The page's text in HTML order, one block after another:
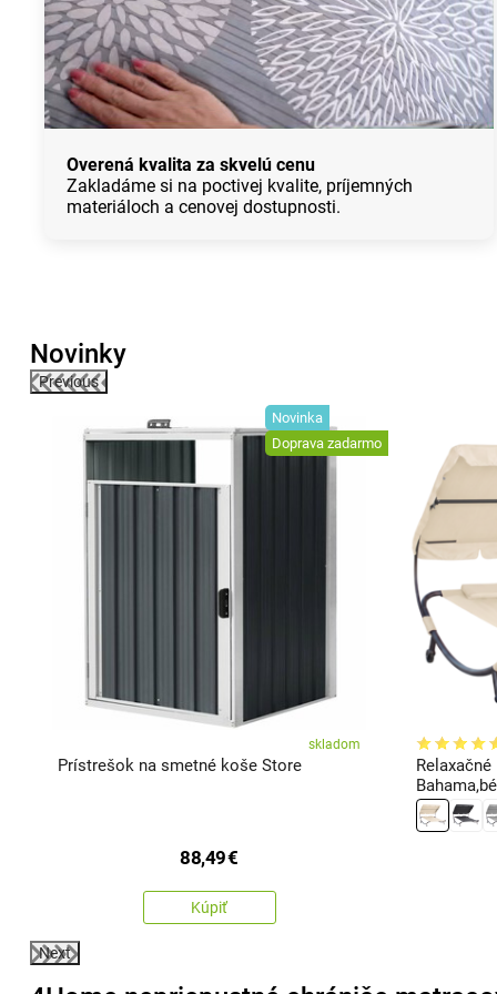
Overená kvalita za skvelú cenu
Zakladáme si na poctivej kvalite, príjemných
materiáloch a cenovej dostupnosti.
Novinky
Previous
Novinka
Doprava zadarmo
skladom
Prístrešok na smetné koše Store
88,49€
Kúpiť
Next